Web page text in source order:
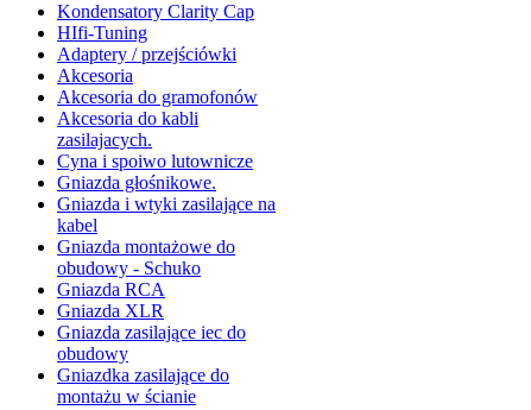
Kondensatory Clarity Cap
HIfi-Tuning
Adaptery / przejściówki
Akcesoria
Akcesoria do gramofonów
Akcesoria do kabli
zasilajacych.
Cyna i spoiwo lutownicze
Gniazda głośnikowe.
Gniazda i wtyki zasilające na
kabel
Gniazda montażowe do
obudowy - Schuko
Gniazda RCA
Gniazda XLR
Gniazda zasilające iec do
obudowy
Gniazdka zasilające do
montażu w ścianie